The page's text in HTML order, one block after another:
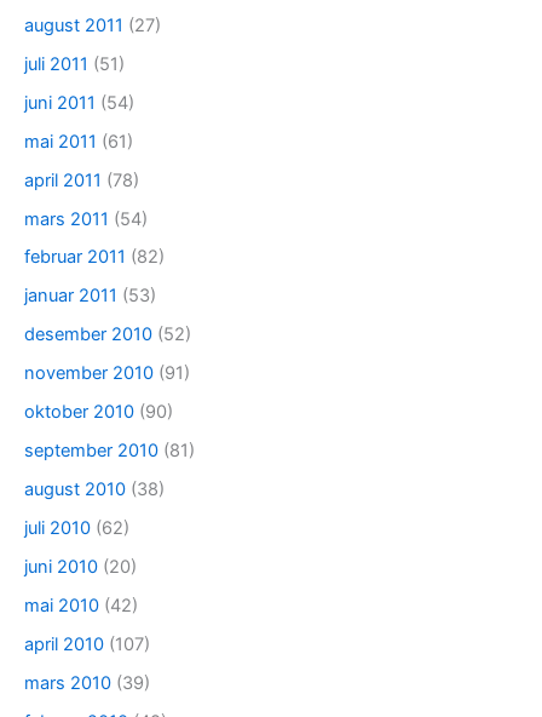
august 2011 (27)
juli 2011 (51)
juni 2011 (54)
mai 2011 (61)
april 2011 (78)
mars 2011 (54)
februar 2011 (82)
januar 2011 (53)
desember 2010 (52)
november 2010 (91)
oktober 2010 (90)
september 2010 (81)
august 2010 (38)
juli 2010 (62)
juni 2010 (20)
mai 2010 (42)
april 2010 (107)
mars 2010 (39)